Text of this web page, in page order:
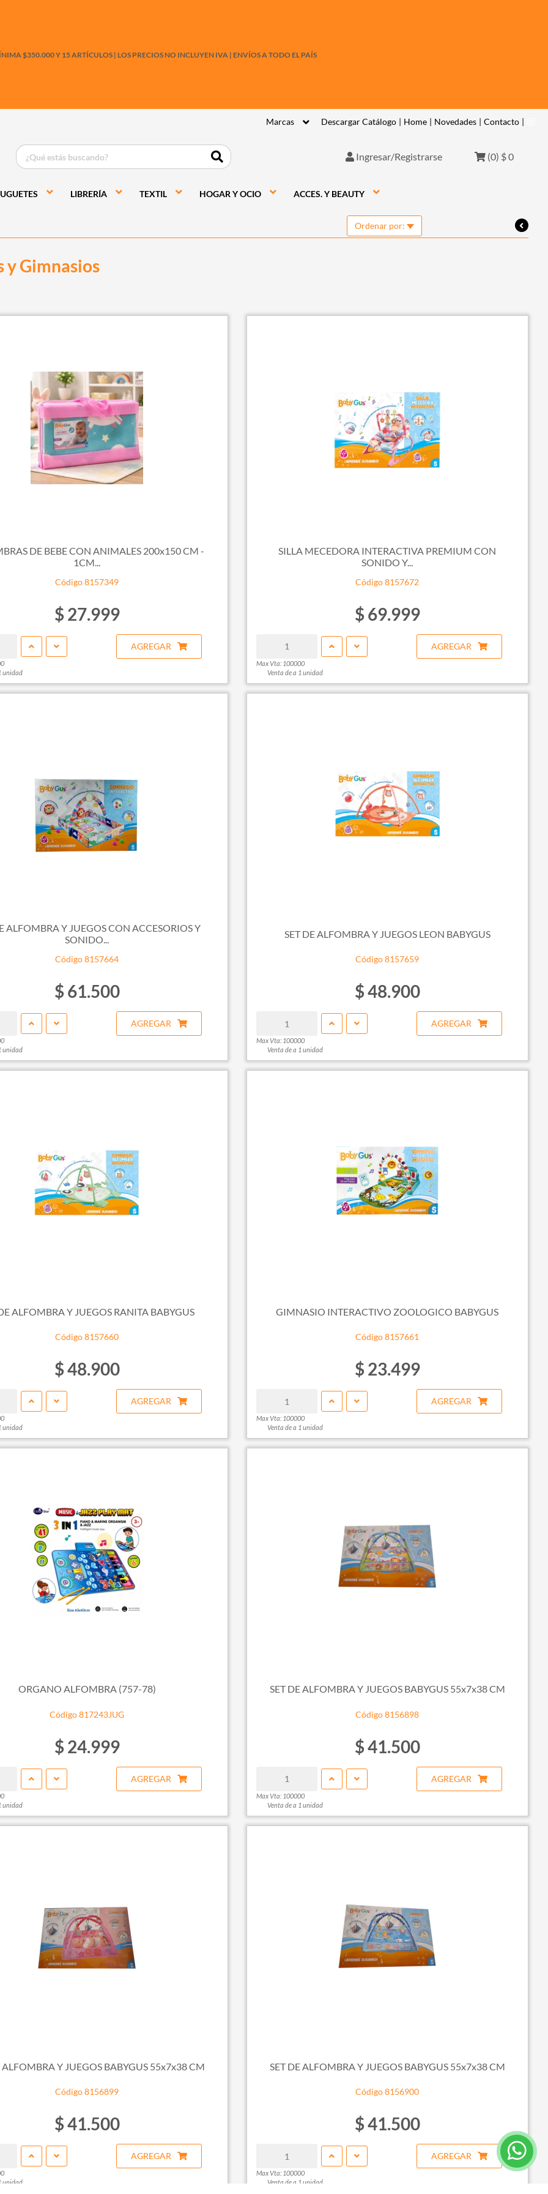
$350.000 Y 15 ARTÍCULOS | LOS PRECIOS NO INCLUYEN IVA | ENVÍOS A TODO EL PAÍS
Marcas Descargar Catálogo | Home | Novedades | Contacto |
Ingresar/Registrarse (0) $ 0
LIBRERÍA TEXTIL HOGAR Y OCIO ACCES. Y BEAUTY
Ordenar por:
y Gimnasios
DE BEBE CON ANIMALES 200x150 CM -
1CM...
Código 8157349
$ 27.999
unidad
AGREGAR
SILLA MECEDORA INTERACTIVA PREMIUM CON
SONIDO Y...
Código 8157672
$ 69.999
Max Vta: 100000
Venta de a 1 unidad
AGREGAR
ALFOMBRA Y JUEGOS CON ACCESORIOS Y
SONIDO...
Código 8157664
$ 61.500
unidad
AGREGAR
SET DE ALFOMBRA Y JUEGOS LEON BABYGUS
Código 8157659
$ 48.900
Max Vta: 100000
Venta de a 1 unidad
AGREGAR
ALFOMBRA Y JUEGOS RANITA BABYGUS
Código 8157660
$ 48.900
unidad
AGREGAR
GIMNASIO INTERACTIVO ZOOLOGICO BABYGUS
Código 8157661
$ 23.499
Max Vta: 100000
Venta de a 1 unidad
AGREGAR
ORGANO ALFOMBRA (757-78)
Código 817243JUG
$ 24.999
unidad
AGREGAR
SET DE ALFOMBRA Y JUEGOS BABYGUS 55x7x38 CM
Código 8156898
$ 41.500
Max Vta: 100000
Venta de a 1 unidad
AGREGAR
ALFOMBRA Y JUEGOS BABYGUS 55x7x38 CM
Código 8156899
$ 41.500
unidad
AGREGAR
SET DE ALFOMBRA Y JUEGOS BABYGUS 55x7x38 CM
Código 8156900
$ 41.500
Max Vta: 100000
Venta de a 1 unidad
AGREGAR